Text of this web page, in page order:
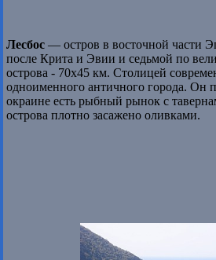
Лесбос — остров в восточной части
после Крита и Эвии и седьмой по
острова - 70х45 км. Столицей
одноименного античного города. Он
окраине есть рыбный рынок с
острова плотно засажено оливками.